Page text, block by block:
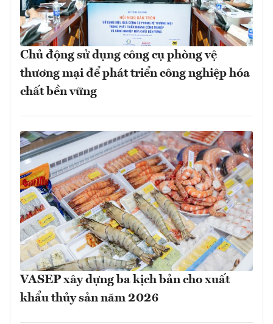
Chủ động sử dụng công cụ phòng vệ
thương mại để phát triển công nghiệp hóa
chất bền vững
VASEP xây dựng ba kịch bản cho xuất
khẩu thủy sản năm 2026